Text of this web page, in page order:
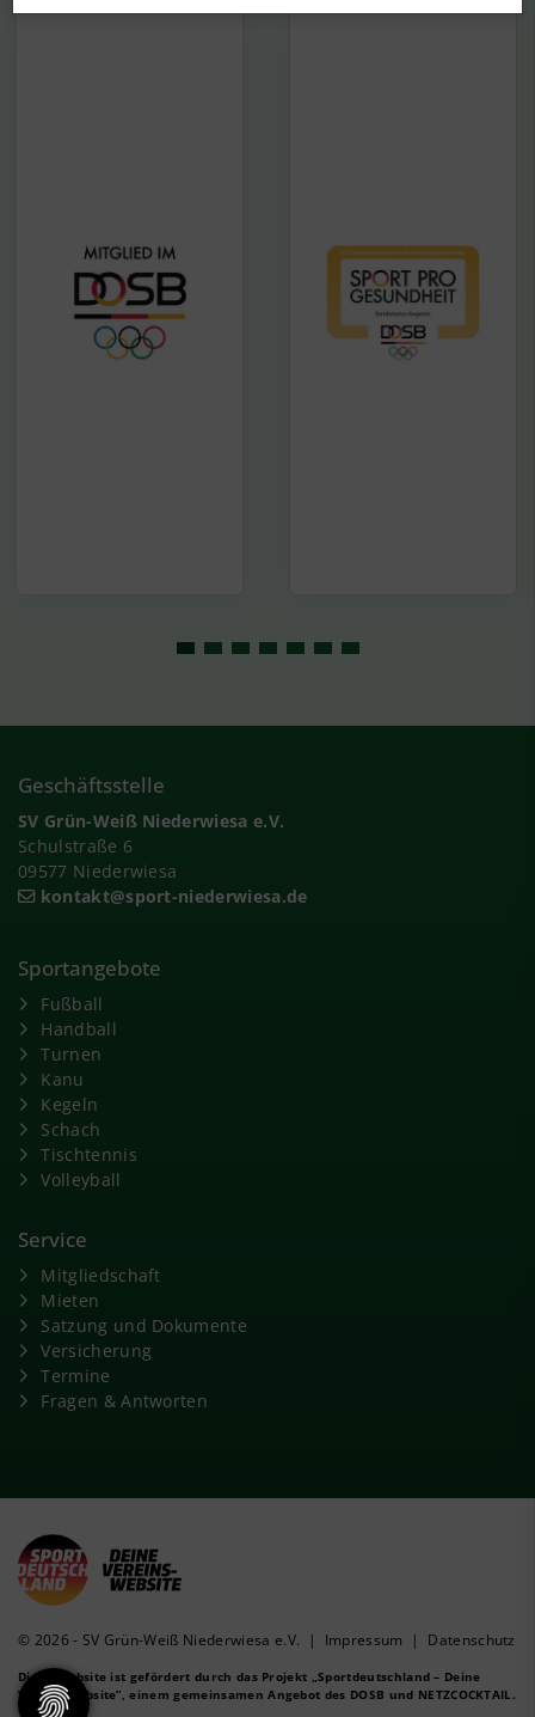
Geschäftsstelle
SV Grün-Weiß Niederwiesa e.V.
Schulstraße 6
09577 Niederwiesa
kontakt@sport-niederwiesa.de
Sportangebote
Fußball
Handball
Turnen
Kanu
Kegeln
Schach
Tischtennis
Volleyball
Service
Mitgliedschaft
Mieten
Satzung und Dokumente
Versicherung
Termine
Fragen & Antworten
© 2026 - SV Grün-Weiß Niederwiesa e.V. | Impressum | Datenschutz
Diese Website ist gefördert durch das Projekt „Sportdeutschland – Deine
Vereinswebsite”, einem gemeinsamen Angebot des DOSB und NETZCOCKTAIL.